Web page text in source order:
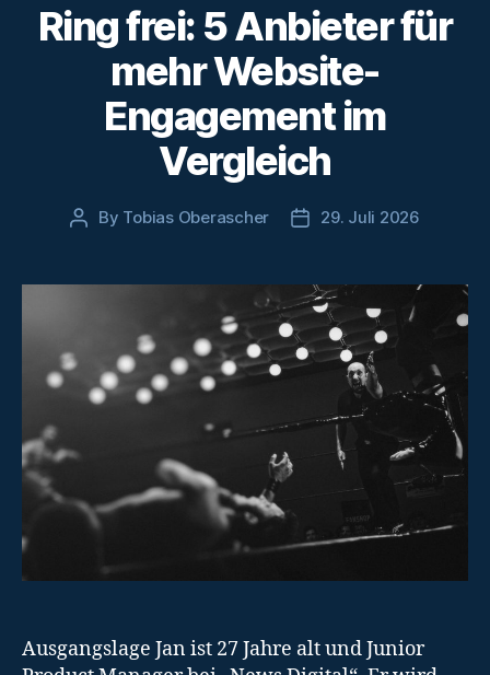
Ring frei: 5 Anbieter für
mehr Website-
Engagement im
Vergleich
Post
By Tobias Oberascher
Post29. Juli 2026
Ausgangslage Jan ist 27 Jahre alt und Junior